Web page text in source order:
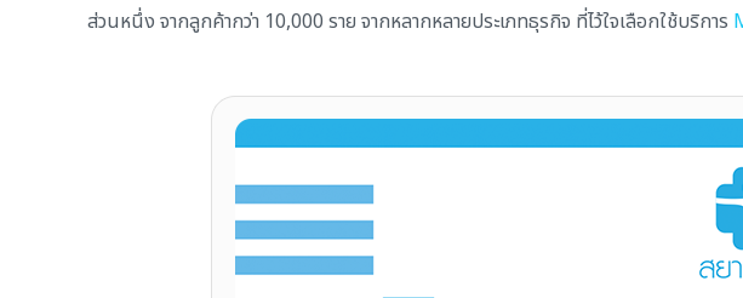
ส่วนหนึ่ง จากลูกค้ากว่า 10,000 ราย จากหลากหลายประเภทธุรกิจ ที่ไว้ใจเลือกใช้บริการ